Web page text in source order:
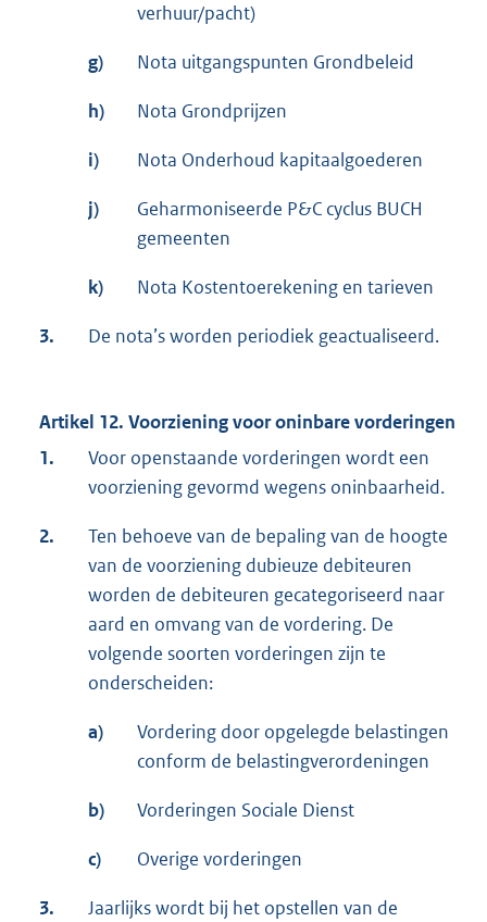
verhuur/pacht)
g) Nota uitgangspunten Grondbeleid
h) Nota Grondprijzen
i) Nota Onderhoud kapitaalgoederen
j)
Geharmoniseerde P&C cyclus BUCH
gemeenten
k) Nota Kostentoerekening en tarieven
3. De nota’s worden periodiek geactualiseerd.
Artikel 12. Voorziening voor oninbare vorderingen
1.
Voor openstaande vorderingen wordt een
voorziening gevormd wegens oninbaarheid.
2.
Ten behoeve van de bepaling van de hoogte
van de voorziening dubieuze debiteuren
worden de debiteuren gecategoriseerd naar
aard en omvang van de vordering. De
volgende soorten vorderingen zijn te
onderscheiden:
a)
Vordering door opgelegde belastingen
conform de belastingverordeningen
b) Vorderingen Sociale Dienst
c) Overige vorderingen
3.
Jaarlijks wordt bij het opstellen van de